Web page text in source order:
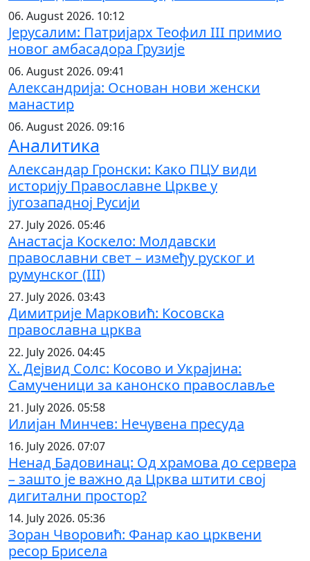
06. August 2026. 10:12
Јерусалим: Патријарх Теофил III примио
новог амбасадора Грузије
06. August 2026. 09:41
Александрија: Основан нови женски
манастир
06. August 2026. 09:16
Аналитика
Александар Гронски: Како ПЦУ види
историју Православне Цркве у
југозападној Русији
27. July 2026. 05:46
Анастасја Коскело: Молдавски
православни свет – између руског и
румунског (III)
27. July 2026. 03:43
Димитрије Марковић: Косовска
православна црква
22. July 2026. 04:45
Х. Дејвид Солс: Косово и Украјина:
Самученици за канонско православље
21. July 2026. 05:58
Илијан Минчев: Нечувена пресуда
16. July 2026. 07:07
Ненад Бадовинац: Од храмова до сервера
– зашто је важно да Црква штити свој
дигитални простор?
14. July 2026. 05:36
Зоран Чворовић: Фанар као црквени
ресор Брисела